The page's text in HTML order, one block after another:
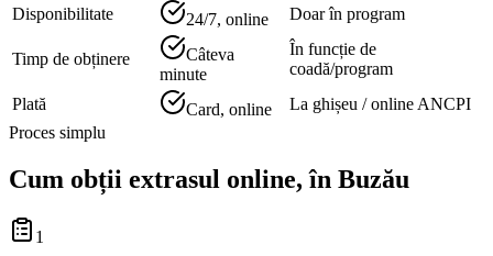
Disponibilitate 24/7, online Doar în program
Timp de obținere
Câteva
minute
În funcție de
coadă/program
Plată
Card, online
La ghișeu / online ANCPI
Proces simplu
Cum obții extrasul online, în Buzău
1